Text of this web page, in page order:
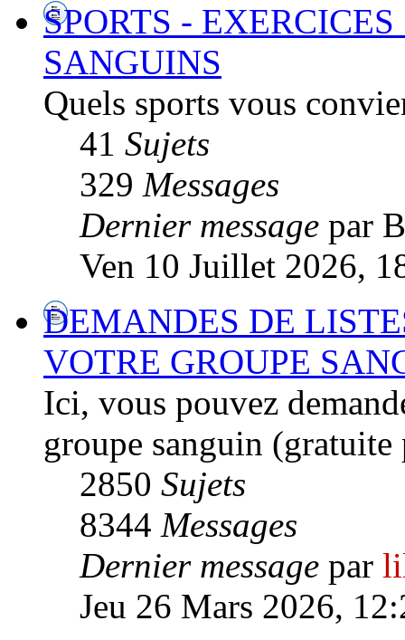
SPORTS -
SANGUINS
Quels sports vous
41 Sujets
329 Messages
Dernier message par
Ven 10 Juillet 2026,
DEMANDES DE
VOTRE GROUPE
Ici, vous pouvez
groupe sanguin
2850 Sujets
8344 Messages
Dernier message par
Jeu 26 Mars 2026,